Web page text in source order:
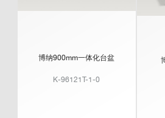
博纳900mm一体化台盆
K-96121T-1-0